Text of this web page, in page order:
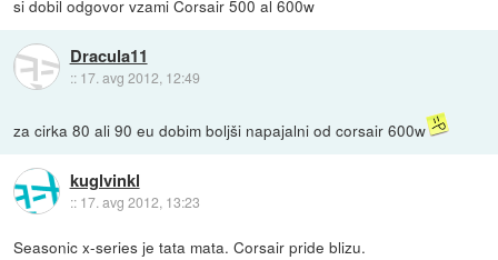
si dobil odgovor vzami Corsair 500 al 600w
Dracula11
:: 17. avg 2012, 12:49
za cirka 80 ali 90 eu dobim boljši napajalni od corsair 600w
kuglvinkl
:: 17. avg 2012, 13:23
Seasonic x-series je tata mata. Corsair pride blizu.